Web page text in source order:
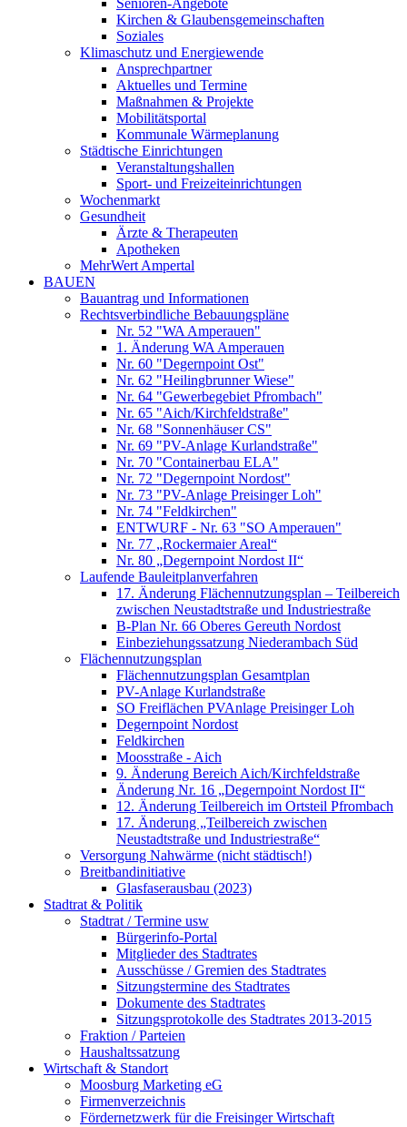
Senioren-Angebote
Kirchen & Glaubensgemeinschaften
Soziales
Klimaschutz und Energiewende
Ansprechpartner
Aktuelles und Termine
Maßnahmen & Projekte
Mobilitätsportal
Kommunale Wärmeplanung
Städtische Einrichtungen
Veranstaltungshallen
Sport- und Freizeiteinrichtungen
Wochenmarkt
Gesundheit
Ärzte & Therapeuten
Apotheken
MehrWert Ampertal
BAUEN
Bauantrag und Informationen
Rechtsverbindliche Bebauungspläne
Nr. 52 "WA Amperauen"
1. Änderung WA Amperauen
Nr. 60 "Degernpoint Ost"
Nr. 62 "Heilingbrunner Wiese"
Nr. 64 "Gewerbegebiet Pfrombach"
Nr. 65 "Aich/Kirchfeldstraße"
Nr. 68 "Sonnenhäuser CS"
Nr. 69 "PV-Anlage Kurlandstraße"
Nr. 70 "Containerbau ELA"
Nr. 72 "Degernpoint Nordost"
Nr. 73 "PV-Anlage Preisinger Loh"
Nr. 74 "Feldkirchen"
ENTWURF - Nr. 63 "SO Amperauen"
Nr. 77 „Rockermaier Areal“
Nr. 80 „Degernpoint Nordost II“
Laufende Bauleitplanverfahren
17. Änderung Flächennutzungsplan – Teilbereich
zwischen Neustadtstraße und Industriestraße
B-Plan Nr. 66 Oberes Gereuth Nordost
Einbeziehungssatzung Niederambach Süd
Flächennutzungsplan
Flächennutzungsplan Gesamtplan
PV-Anlage Kurlandstraße
SO Freiflächen PV­Anlage Preisinger Loh
Degernpoint Nordost
Feldkirchen
Moosstraße - Aich
9. Änderung Bereich Aich/Kirchfeldstraße
Änderung Nr. 16 „Degernpoint Nordost II“
12. Änderung Teilbereich im Ortsteil Pfrombach
17. Änderung „Teilbereich zwischen
Neustadtstraße und Industriestraße“
Versorgung Nahwärme (nicht städtisch!)
Breitbandinitiative
Glasfaserausbau (2023)
Stadtrat & Politik
Stadtrat / Termine usw
Bürgerinfo-Portal
Mitglieder des Stadtrates
Ausschüsse / Gremien des Stadtrates
Sitzungstermine des Stadtrates
Dokumente des Stadtrates
Sitzungsprotokolle des Stadtrates 2013-2015
Fraktion / Parteien
Haushaltssatzung
Wirtschaft & Standort
Moosburg Marketing eG
Firmenverzeichnis
Fördernetzwerk für die Freisinger Wirtschaft